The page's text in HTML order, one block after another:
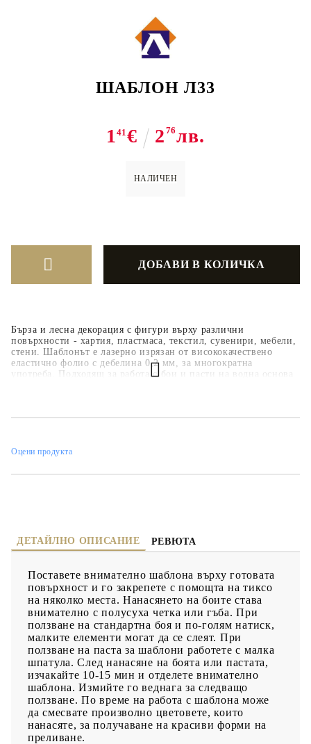
ШАБЛОН Л33
141 € 2 76лв.
НАЛИЧЕН
Бърза и лесна декорация с фигури върху различни
повърхности - хартия, пластмаса, текстил, сувенири, мебели,
стени. Шаблонът е лазерно изрязан от висококачествено
еластично фолио с дебелина 0,2 мм, за многократна
употреба. Подходящ за работа с бои и пасти на водна основа
Оцени продукта
ДЕТАЙЛНО ОПИСАНИЕ РЕВЮТА
Поставете внимателно шаблона върху готовата
повърхност и го закрепете с помощта на тиксо
на няколко места. Нанасянето на боите става
внимателно с полусуха четка или гъба. При
ползване на стандартна боя и по-голям натиск,
малките елементи могат да се слеят. При
ползване на паста за шаблони работете с малка
шпатула. След нанасяне на боята или пастата,
изчакайте 10-15 мин и отделете внимателно
шаблона. Измийте го веднага за следващо
ползване. По време на работа с шаблона може
да смесвате произволно цветовете, които
нанасяте, за получаване на красиви форми на
преливане.